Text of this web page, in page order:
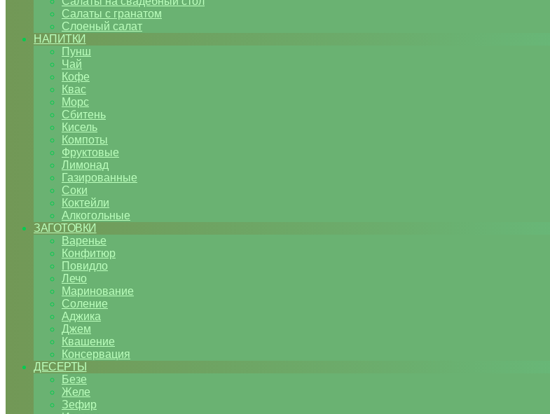
Салаты с гранатом
Слоеный салат
НАПИТКИ
Пунш
Чай
Кофе
Квас
Морс
Сбитень
Кисель
Компоты
Фруктовые
Лимонад
Газированные
Соки
Коктейли
Алкогольные
ЗАГОТОВКИ
Варенье
Конфитюр
Повидло
Лечо
Маринование
Соление
Аджика
Джем
Квашение
Консервация
ДЕСЕРТЫ
Безе
Желе
Зефир